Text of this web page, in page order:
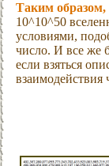
Таким
10^10^50
условиями,
число. И все же
если взяться
взаимодействия